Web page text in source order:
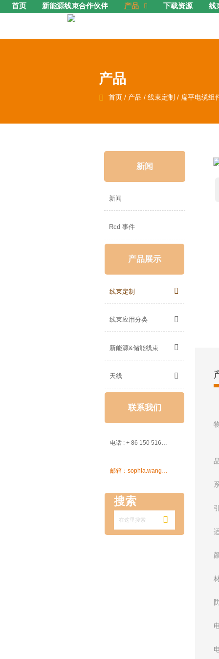
首页 新能源线束合作伙伴 产品  下载资源 线
产品
 首页/ 产品 / 线束定制 / 扁平电缆组
新闻
新闻
Rcd 事件
产品展示
线束定制 
线束应用分类 
新能源&储能线束 
天线 
联系我们
电话 : + 86 150 5162 5639

搜索
